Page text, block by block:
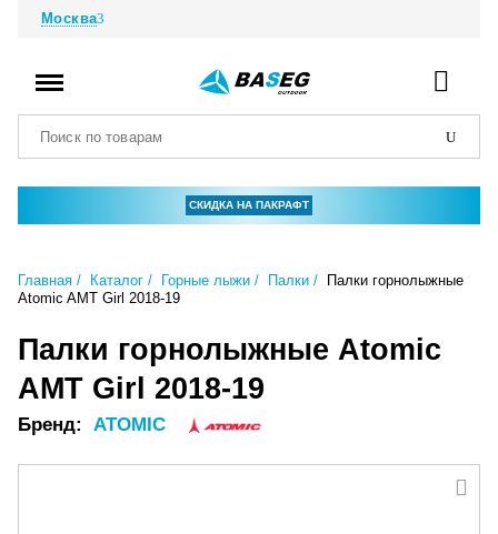
Москва
СКИДКА НА ПАКРАФТ
Главная Каталог Горные лыжи Палки
Палки горнолыжные
Atomic AMT Girl 2018-19
Палки горнолыжные Atomic
AMT Girl 2018-19
Бренд: ATOMIC